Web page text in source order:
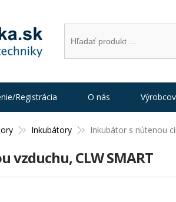
Inkubátory Inkubátor s nútenou
CLW SMART
Registrácia O nás